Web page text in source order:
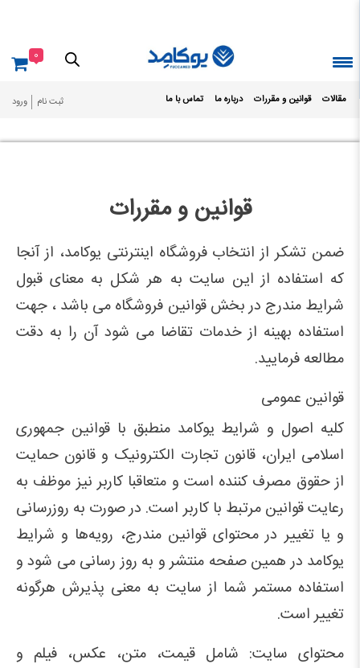
مقالات قوانین و مقررات درباره ما تماس با ما ثبت نام ورود
0
قوانین و مقررات
ضمن تشکر از انتخاب فروشگاه اینترنتی یوکامد، از آنجا
که استفاده از این سایت به هر شکل به معنای قبول
شرایط مندرج در بخش قوانین فروشگاه می باشد ، جهت
استفاده بهینه از خدمات تقاضا می شود آن را به دقت
مطالعه فرمایید.
قوانین عمومی
کلیه اصول و شرایط یوکامد منطبق با قوانین جمهوری
اسلامی ایران، قانون تجارت الکترونیک و قانون حمایت
از حقوق مصرف کننده است و متعاقبا کاربر نیز موظف به
رعایت قوانین مرتبط با کاربر است. در صورت به روزرسانی
و یا تغییر در محتوای قوانین مندرج، رویه‏‌ها و شرایط
یوکامد در همین صفحه منتشر و به روز رسانی می شود و
استفاده مستمر شما از سایت به معنی پذیرش هرگونه
تغییر است.
محتوای سایت: شامل قیمت، متن، عکس، فیلم و